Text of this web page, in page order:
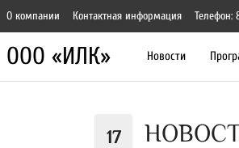
О компании Контактная информация Телефон:
ООО «ИЛК» Новости
17